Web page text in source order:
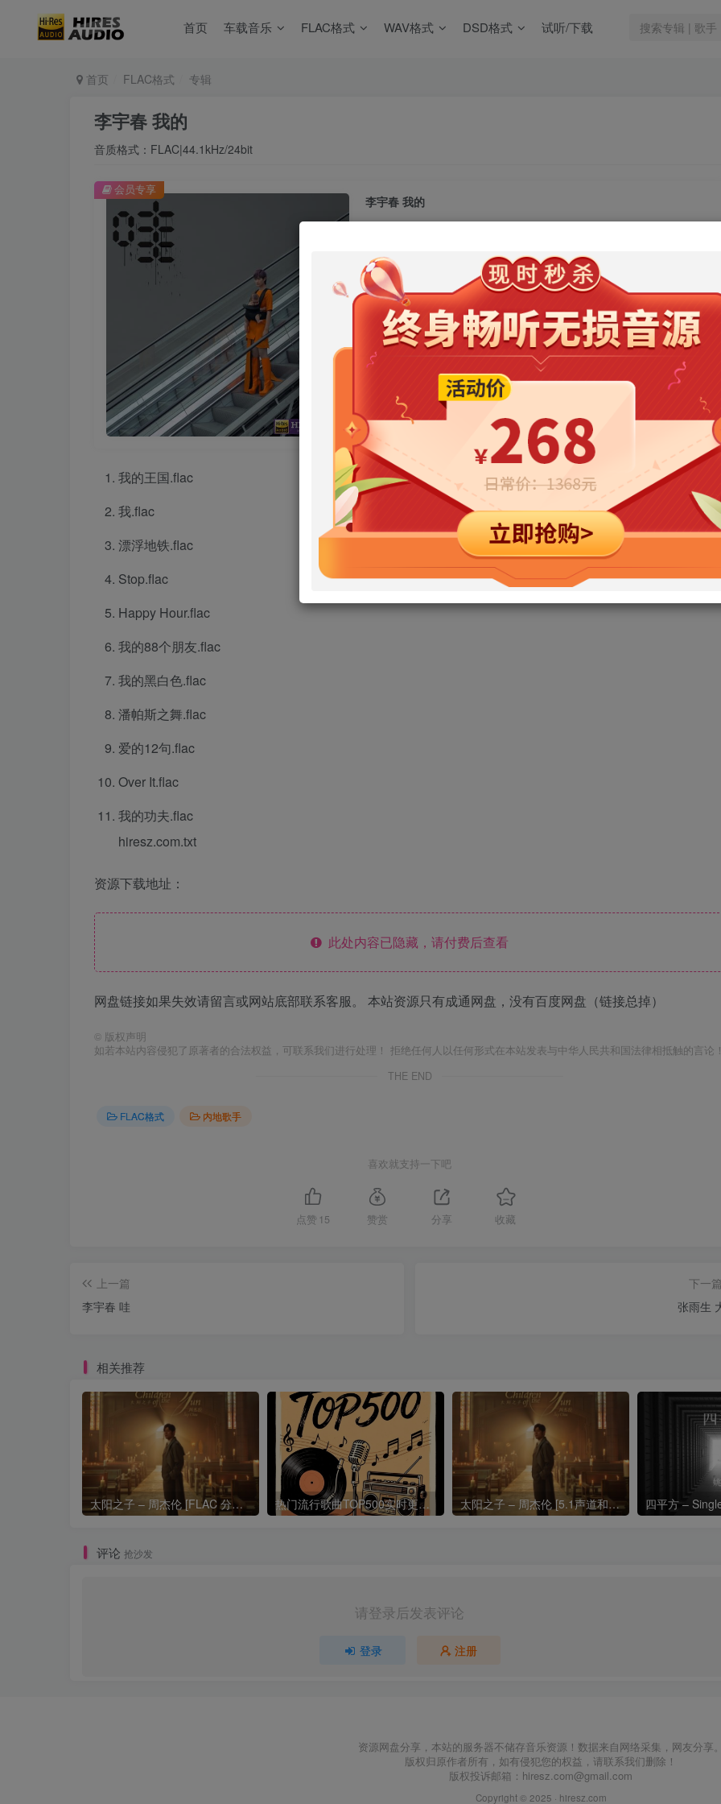
首页 车载音乐 FLAC格式 WAV格式 DSD格式 试听/下载
首页 FLAC格式 专辑
李宇春 我的
音质格式：FLAC|44.1kHz/24bit
李宇春 我的
￥9.9 限时特惠
￥99
年卡会员免费 永久会员 免费
立即购买
您当前未登录！建议登陆后购买，可保存购买订单
会员专享
我的王国.flac
我.flac
漂浮地铁.flac
Stop.flac
Happy Hour.flac
我的88个朋友.flac
我的黑白色.flac
潘帕斯之舞.flac
爱的12句.flac
Over It.flac
我的功夫.flac
hiresz.com.txt
资源下载地址：
此处内容已隐藏，请付费后查看
网盘链接如果失效请留言或网站底部联系客服。 本站资源只有成通网盘，没有百度网盘（链接总掉）
© 版权声明
如若本站内容侵犯了原著者的合法权益，可联系我们进行处理！ 拒绝任何人以任何形式在本站发表与中华人民共和国法律相抵触的言论
THE END
FLAC格式 内地歌手
喜欢就支持一下吧
点赞 15 赞赏 分享 收藏
上一篇
李宇春 哇
下一
张雨生
相关推荐
太阳之子 – 周杰伦 [FLAC 分轨 192Khz 24bit] 热门流行歌曲TOP500实时更新192khz/24bit【母带音质】 太阳之子 – 周杰伦 [5.1声道和192k母带] 四平方 –
评论 抢沙发
请登录后发表评论
登录 注册
资源网盘分享，本站的服务器不储存音乐资源！数据来自网络采集，网友分享
版权归原作者所有，如有侵犯您的权益，请联系我们删除！
版权投诉邮箱： hiresz.com@gmail.com
Copyright © 2025 · hiresz.com